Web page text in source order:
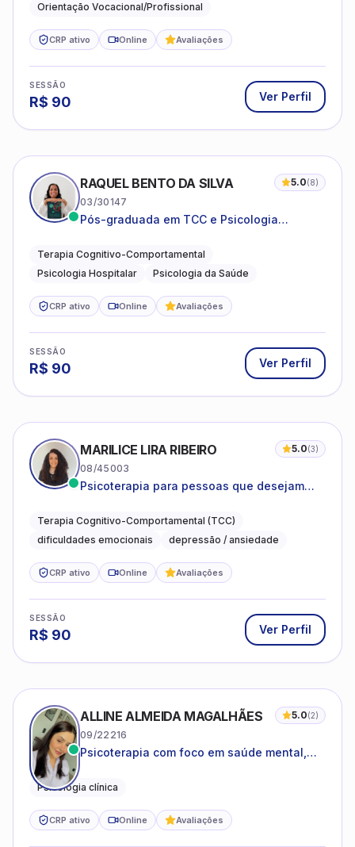
Orientação Vocacional/Profissional
CRP ativo Online Avaliações
SESSÃO
R$ 90 Ver Perfil
RAQUEL BENTO DA SILVA 5.0(8)
03/30147
Pós-graduada em TCC e Psicologia
Terapia Cognitivo-Comportamental
Psicologia Hospitalar
Psicologia da Saúde
CRP ativo Online Avaliações
SESSÃO
R$ 90 Ver Perfil
MARILICE LIRA RIBEIRO 5.0(3)
08/45003
Psicoterapia para pessoas que desejam
dificuldades do dia a dia
Terapia Cognitivo-Comportamental (TCC)
dificuldades emocionais
depressão / ansiedade
CRP ativo Online Avaliações
SESSÃO
R$ 90 Ver Perfil
ALLINE ALMEIDA MAGALHÃES 5.0(2)
09/22216
Psicoterapia com foco em saúde mental,
adolescentes e adultos.
Psicologia clínica
CRP ativo Online Avaliações